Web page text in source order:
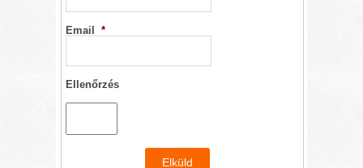
Email *
Ellenőrzés